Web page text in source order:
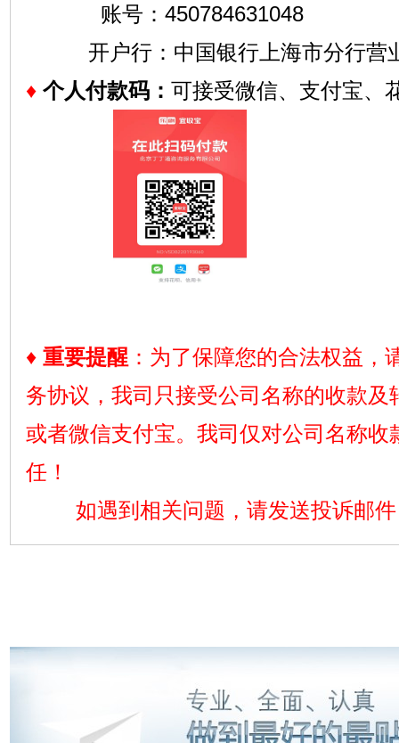
账号：450784631048
开户行：中国银行上海市分行营
♦ 个人付款码： 可接受微信、支付宝、
♦ 重要提醒： 为了保障您的合法权益，
务协议，我司只接受公司名称的收款及
或者微信支付宝。我司仅对公司名称收
任！
如遇到相关问题，请发送投诉邮件